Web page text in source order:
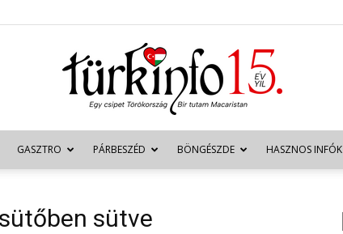
Türkinfo
GASZTRO PÁRBESZÉD BÖNGÉSZDE HASZNOS INFÓK
sütve